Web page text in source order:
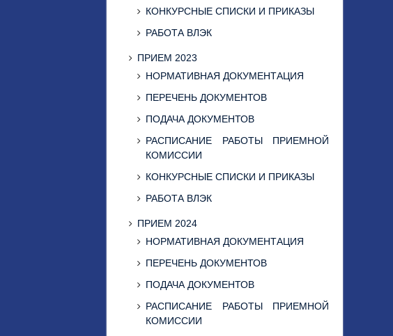
КОНКУРСНЫЕ СПИСКИ И ПРИКАЗЫ
РАБОТА ВЛЭК
ПРИЕМ 2023
НОРМАТИВНАЯ ДОКУМЕНТАЦИЯ
ПЕРЕЧЕНЬ ДОКУМЕНТОВ
ПОДАЧА ДОКУМЕНТОВ
РАСПИСАНИЕ РАБОТЫ ПРИЕМНОЙ
КОМИССИИ
КОНКУРСНЫЕ СПИСКИ И ПРИКАЗЫ
РАБОТА ВЛЭК
ПРИЕМ 2024
НОРМАТИВНАЯ ДОКУМЕНТАЦИЯ
ПЕРЕЧЕНЬ ДОКУМЕНТОВ
ПОДАЧА ДОКУМЕНТОВ
РАСПИСАНИЕ РАБОТЫ ПРИЕМНОЙ
КОМИССИИ